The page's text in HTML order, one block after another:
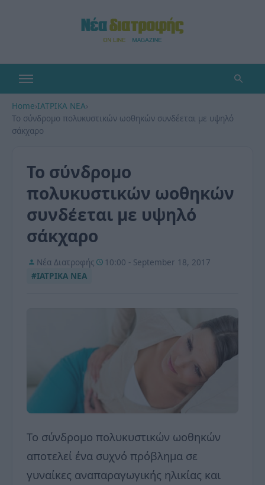
Home›ΙΑΤΡΙΚΑ ΝΕΑ›
Το σύνδρομο πολυκυστικών ωοθηκών συνδέεται με υψηλό
σάκχαρο
Το σύνδρομο
πολυκυστικών ωοθηκών
συνδέεται με υψηλό
σάκχαρο
Νέα Διατροφής
10:00 - September 18, 2017
#ΙΑΤΡΙΚΑ ΝΕΑ
Το σύνδρομο πολυκυστικών ωοθηκών
αποτελεί ένα συχνό πρόβλημα σε
γυναίκες αναπαραγωγικής ηλικίας και